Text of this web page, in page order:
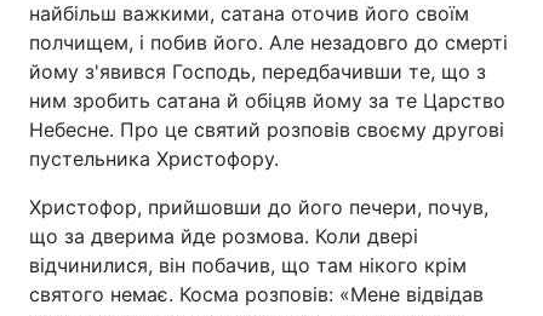
найбільш важкими, сатана оточив його своїм
полчищем, і побив його. Але незадовго до смерті
йому з'явився Господь, передбачивши те, що з
ним зробить сатана й обіцяв йому за те Царство
Небесне. Про це святий розповів своєму другові
пустельника Христофору.
Христофор, прийшовши до його печери, почув,
що за дверима йде розмова. Коли двері
відчинилися, він побачив, що там нікого крім
святого немає. Косма розповів: «Мене відвідав